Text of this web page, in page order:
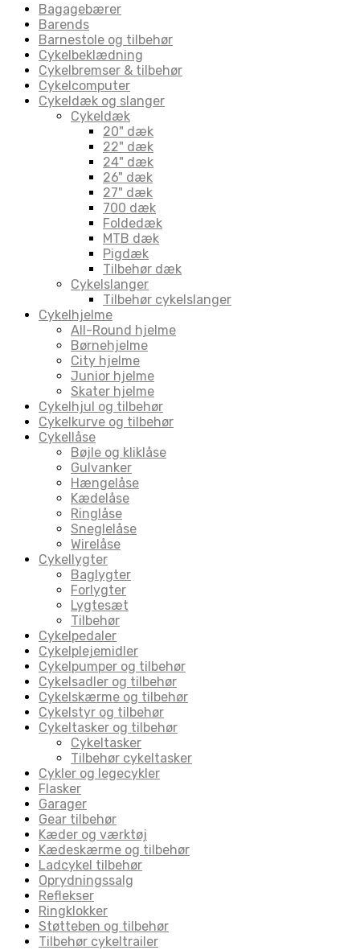
Bagagebærer
Barends
Barnestole og tilbehør
Cykelbeklædning
Cykelbremser & tilbehør
Cykelcomputer
Cykeldæk og slanger
Cykeldæk
20" dæk
22" dæk
24" dæk
26" dæk
27" dæk
700 dæk
Foldedæk
MTB dæk
Pigdæk
Tilbehør dæk
Cykelslanger
Tilbehør cykelslanger
Cykelhjelme
All-Round hjelme
Børnehjelme
City hjelme
Junior hjelme
Skater hjelme
Cykelhjul og tilbehør
Cykelkurve og tilbehør
Cykellåse
Bøjle og kliklåse
Gulvanker
Hængelåse
Kædelåse
Ringlåse
Sneglelåse
Wirelåse
Cykellygter
Baglygter
Forlygter
Lygtesæt
Tilbehør
Cykelpedaler
Cykelplejemidler
Cykelpumper og tilbehør
Cykelsadler og tilbehør
Cykelskærme og tilbehør
Cykelstyr og tilbehør
Cykeltasker og tilbehør
Cykeltasker
Tilbehør cykeltasker
Cykler og legecykler
Flasker
Garager
Gear tilbehør
Kæder og værktøj
Kædeskærme og tilbehør
Ladcykel tilbehør
Oprydningssalg
Reflekser
Ringklokker
Støtteben og tilbehør
Tilbehør cykeltrailer